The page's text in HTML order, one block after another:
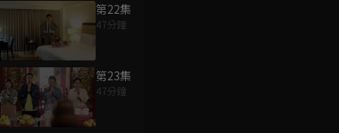
第22集
47分鐘
第23集
47分鐘